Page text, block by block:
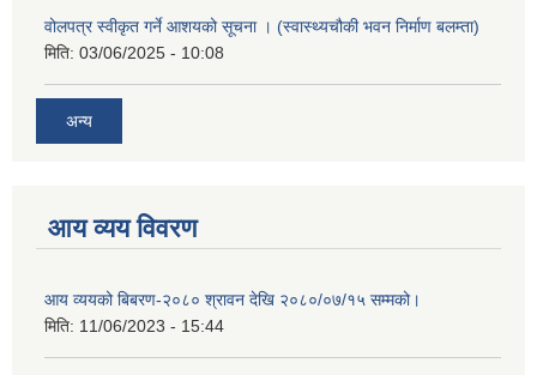
वोलपत्र स्वीकृत गर्ने आशयको सूचना । (स्वास्थ्यचौकी भवन निर्माण बलम्ता)
मिति: 03/06/2025 - 10:08
अन्य
आय व्यय विवरण
आय व्ययको बिबरण-२०८० श्रावन देखि २०८०/०७/१५ सम्मको।
मिति: 11/06/2023 - 15:44